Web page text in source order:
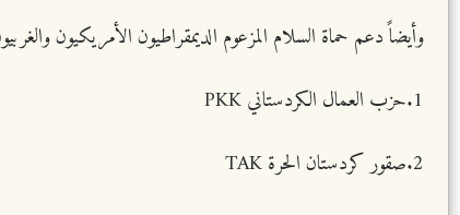
وأيضاً دعم حماة السلام المزعوم الديمقراطيون الأمريكيون
1.حزب العمال الكردستاني PKK
2.صقور كردستان الحرة TAK